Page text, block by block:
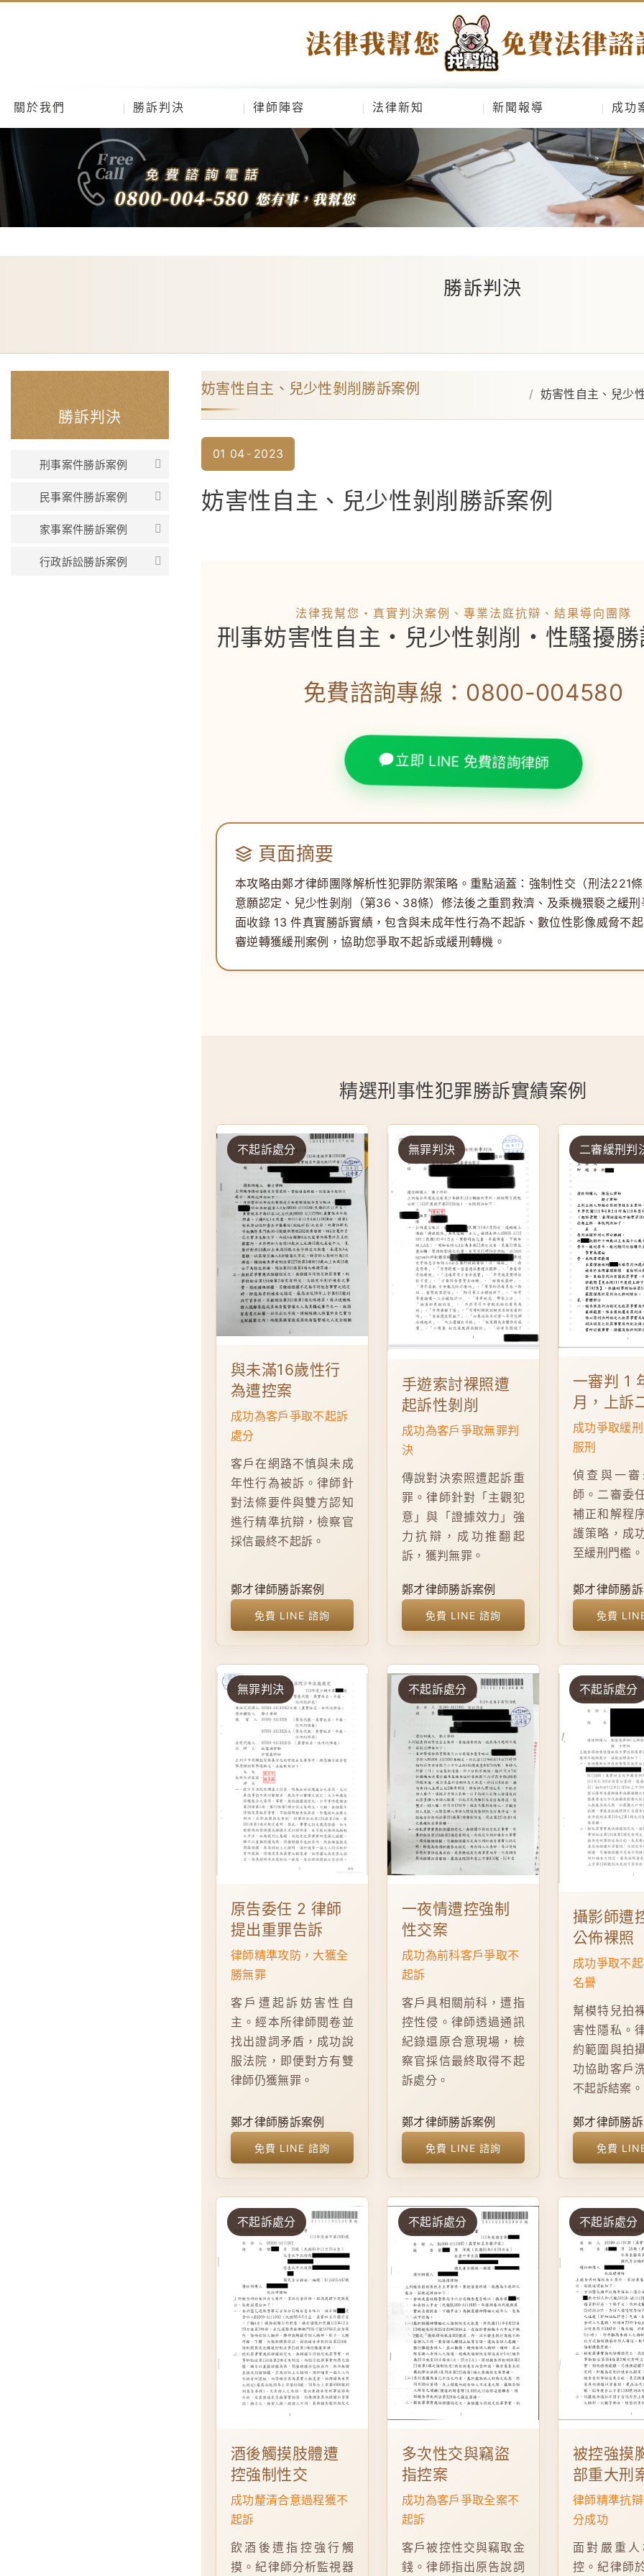
關於我們 勝訴判決 律師陣容 法律新知 新聞報導 成功
勝訴判決
勝訴判決
刑事案件勝訴案例
民事案件勝訴案例
家事案件勝訴案例
行政訴訟勝訴案例
妨害性自主、兒少性剝削勝訴案例 妨害性自主、兒少性
妨害性自主、兒少
01 04 2023
妨害性自主、兒少性剝削勝訴案例
法律我幫您・真實判決案例、專業法庭抗辯、結果導向團隊
刑事妨害性自主・兒少性剝削・性騷擾
免費諮詢專線：0800-004580
立即 LINE 免費諮詢律師
頁面摘要
本攻略由鄭才律師團隊解析性犯罪防禦策略。重點涵蓋： 強制性交（刑法221
意願認定、 兒少性剝削（第36、38條） 修法後之重罰救濟、及乘機猥褻之緩
面收錄 13 件真實勝訴實績，包含與未成年性行為不起訴、數位性影像威脅不
審逆轉獲緩刑案例，協助您爭取不起訴或緩刑轉機。
精選刑事性犯罪勝訴實績案例
不起訴處分
與未滿16歲性行
為遭控案
成功為客戶爭取不起訴
處分
客戶在網路不慎與未成
年性行為被訴。律師針
對法條要件與雙方認知
進行精準抗辯，檢察官
採信最終不起訴。
鄭才律師勝訴案例
免費 LINE 諮詢
無罪判決
手遊索討裸照遭
起訴性剝削
成功為客戶爭取無罪判
決
傳說對決索照遭起訴重
罪。律師針對「主觀犯
意」與「證據效力」強
力抗辯，成功推翻起
訴，獲判無罪。
鄭才律師勝訴案例
免費 LINE 諮詢
二審緩刑判
一審判 1
月，上訴
成功爭取緩
服刑
偵查與一
師。二審委
補正和解程
護策略，成
至緩刑門檻。
鄭才律師勝
免費
無罪判決
原告委任 2 律師
提出重罪告訴
律師精準攻防，大獲全
勝無罪
客戶遭起訴妨害性自
主。經本所律師閱卷並
找出證詞矛盾，成功說
服法院，即便對方有雙
律師仍獲無罪。
鄭才律師勝訴案例
免費 LINE 諮詢
不起訴處分
一夜情遭控強制
性交案
成功為前科客戶爭取不
起訴
客戶具相關前科，遭指
控性侵。律師透過通訊
紀錄還原合意現場，檢
察官採信最終取得不起
訴處分。
鄭才律師勝訴案例
免費 LINE 諮詢
不起訴處分
攝影師遭
公佈裸照
成功爭取不
名譽
幫模特兒拍
害性隱私。
約範圍與拍
功協助客戶
不起訴結案。
鄭才律師勝
免費
不起訴處分
酒後觸摸肢體遭
控強制性交
成功釐清合意過程獲不
起訴
飲酒後遭指控強行觸
摸。紀律師分析監視器
不起訴處分
多次性交與竊盜
指控案
成功為客戶爭取全案不
起訴
客戶被控性交與竊取金
錢。律師指出原告說詞
不起訴處分
被控強摸
部重大刑
律師精準抗
分成功
面對嚴重
控。紀律師